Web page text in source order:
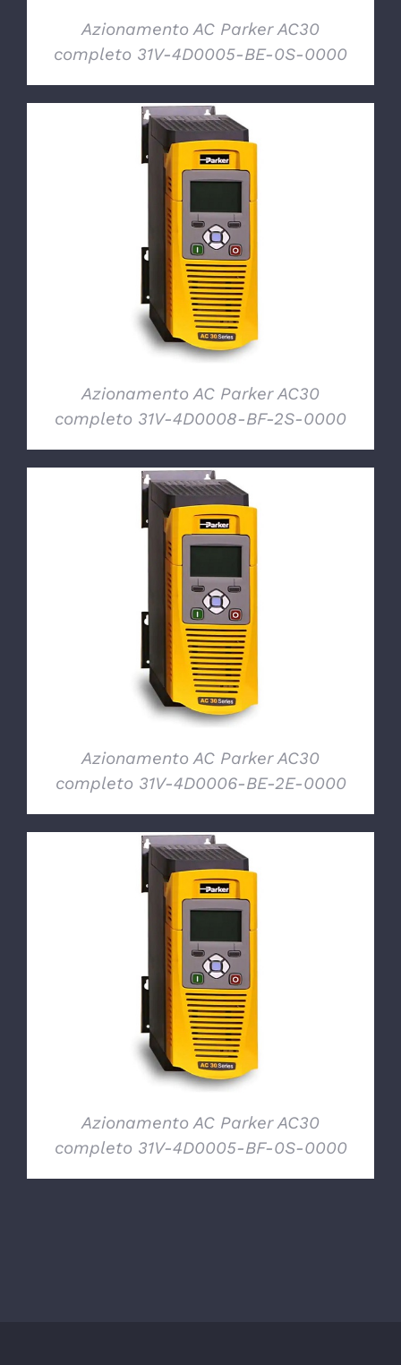
Azionamento AC Parker AC30
completo 31V-4D0005-BE-0S-0000
DETTAGLI
Azionamento AC Parker AC30
completo 31V-4D0008-BF-2S-0000
DETTAGLI
Azionamento AC Parker AC30
completo 31V-4D0006-BE-2E-0000
DETTAGLI
Azionamento AC Parker AC30
completo 31V-4D0005-BF-0S-0000